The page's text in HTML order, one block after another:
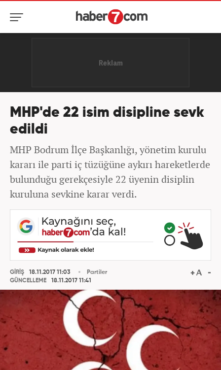
MHP'de 22 isim disipline sevk
edildi
MHP Bodrum İlçe Başkanlığı, yönetim kurulu
kararı ile parti iç tüzüğüne aykırı hareketlerde
bulunduğu gerekçesiyle 22 üyenin disiplin
kuruluna sevkine karar verdi.
GİRİŞ
18.11.2017 11:03
GÜNCELLEME
18.11.2017 11:41
Partiler